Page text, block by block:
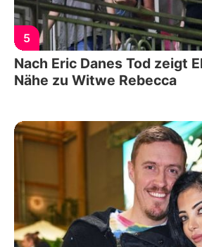
5
Nach Eric Danes Tod zeigt
Nähe zu Witwe Rebecca